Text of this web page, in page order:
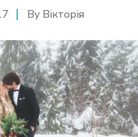
By Вікторія